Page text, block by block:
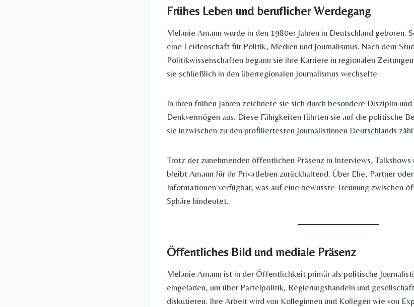
Frühes Leben und beruflicher Werdegang
Melanie Amann wurde in den 1980er Jahren in Deutschland geboren.
eine Leidenschaft für Politik, Medien und Journalismus. Nach dem
Politikwissenschaften begann sie ihre Karriere in regionalen
sie schließlich in den überregionalen Journalismus wechselte.
In ihren frühen Jahren zeichnete sie sich durch besondere Disziplin
Denkvermögen aus. Diese Fähigkeiten führten sie auf die politische
sie inzwischen zu den profiliertesten Journalistinnen Deutschlands
Trotz der zunehmenden öffentlichen Präsenz in Interviews, Talkshows
bleibt Amann für ihr Privatleben zurückhaltend. Über Ehe, Partner
Informationen verfügbar, was auf eine bewusste Trennung zwischen
Sphäre hindeutet.
Öffentliches Bild und mediale Präsenz
Melanie Amann ist in der Öffentlichkeit primär als politische
eingeladen, um über Parteipolitik, Regierungshandeln und
diskutieren. Ihre Arbeit wird von Kolleginnen und Kollegen wie von